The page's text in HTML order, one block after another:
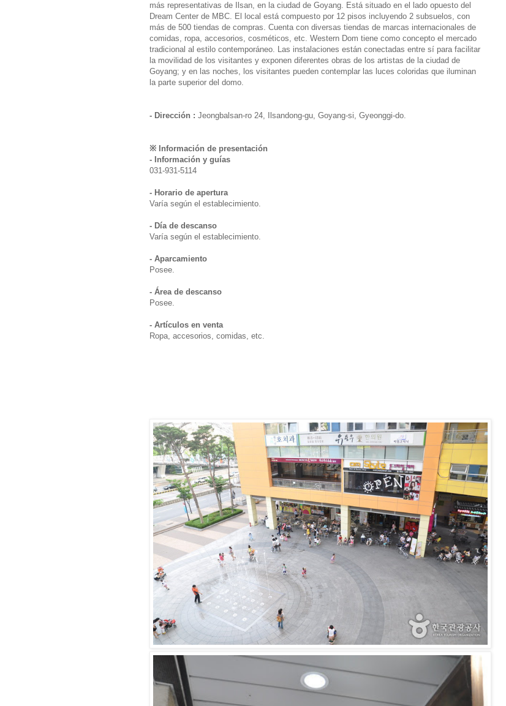
más representativas de Ilsan, en la ciudad de Goyang. Está situado en el lado opuesto del
Dream Center de MBC. El local está compuesto por 12 pisos incluyendo 2 subsuelos, con
más de 500 tiendas de compras. Cuenta con diversas tiendas de marcas internacionales de
comidas, ropa, accesorios, cosméticos, etc. Western Dom tiene como concepto el mercado
tradicional al estilo contemporáneo. Las instalaciones están conectadas entre sí para facilitar
la movilidad de los visitantes y exponen diferentes obras de los artistas de la ciudad de
Goyang; y en las noches, los visitantes pueden contemplar las luces coloridas que iluminan
la parte superior del domo.
- Dirección : Jeongbalsan-ro 24, Ilsandong-gu, Goyang-si, Gyeonggi-do.
※ Información de presentación
- Información y guías
031-931-5114
- Horario de apertura
Varía según el establecimiento.
- Día de descanso
Varía según el establecimiento.
- Aparcamiento
Posee.
- Área de descanso
Posee.
- Artículos en venta
Ropa, accesorios, comidas, etc.